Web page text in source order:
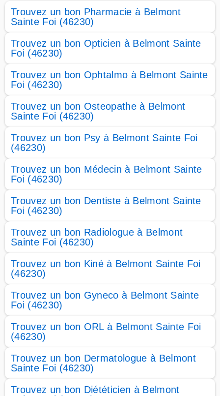
Trouvez un bon Pharmacie à Belmont
Sainte Foi (46230)
Trouvez un bon Opticien à Belmont Sainte
Foi (46230)
Trouvez un bon Ophtalmo à Belmont Sainte
Foi (46230)
Trouvez un bon Osteopathe à Belmont
Sainte Foi (46230)
Trouvez un bon Psy à Belmont Sainte Foi
(46230)
Trouvez un bon Médecin à Belmont Sainte
Foi (46230)
Trouvez un bon Dentiste à Belmont Sainte
Foi (46230)
Trouvez un bon Radiologue à Belmont
Sainte Foi (46230)
Trouvez un bon Kiné à Belmont Sainte Foi
(46230)
Trouvez un bon Gyneco à Belmont Sainte
Foi (46230)
Trouvez un bon ORL à Belmont Sainte Foi
(46230)
Trouvez un bon Dermatologue à Belmont
Sainte Foi (46230)
Trouvez un bon Diététicien à Belmont